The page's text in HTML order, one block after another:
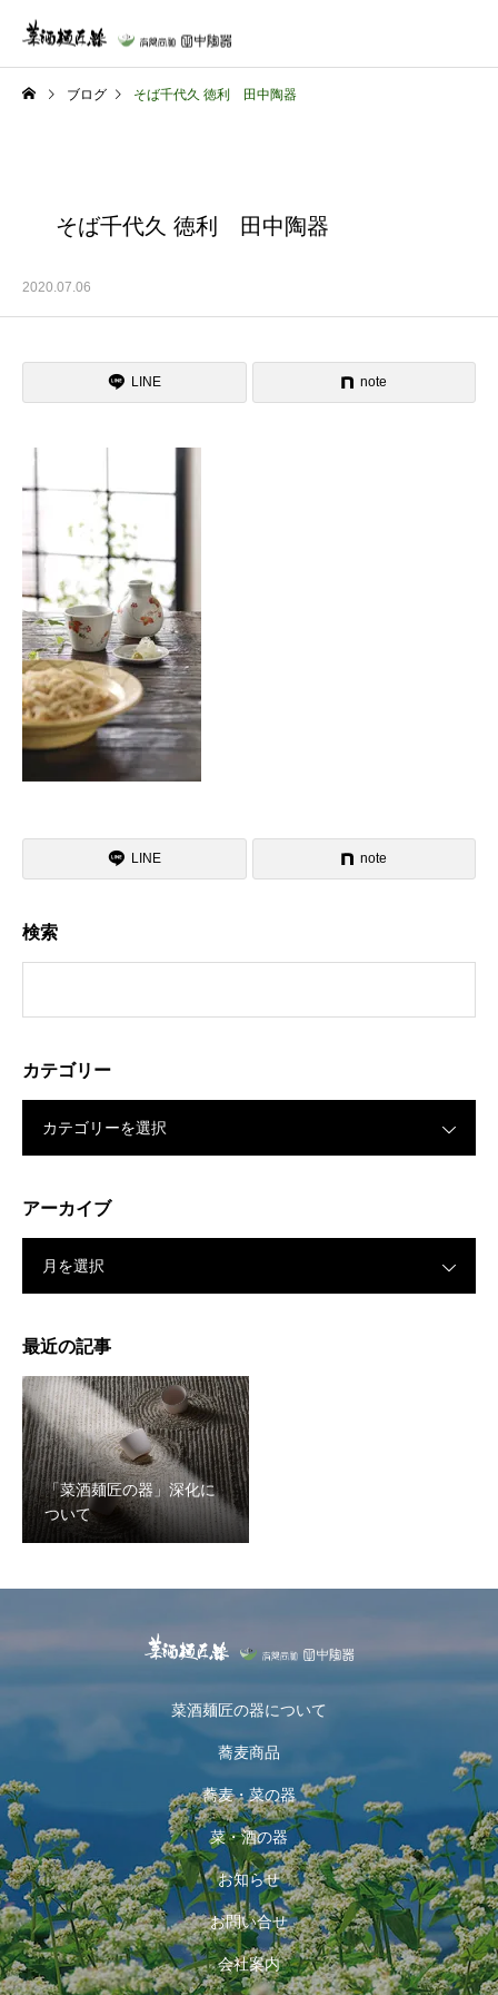
ブログ そば千代久 徳利 田中陶器
そば千代久 徳利 田中陶器
2020.07.06
LINE note
LINE note
検索
カテゴリー
カテゴリーを選択
アーカイブ
月を選択
最近の記事
「菜酒麺匠の器」深化に
ついて
菜酒麺匠の器について
蕎麦商品
蕎麦・菜の器
菜・酒の器
お知らせ
お問い合せ
会社案内